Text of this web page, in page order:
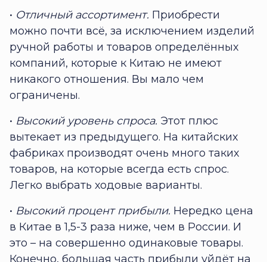
• Отличный ассортимент. Приобрести
можно почти всё, за исключением изделий
ручной работы и товаров определённых
компаний, которые к Китаю не имеют
никакого отношения. Вы мало чем
ограничены.
• Высокий уровень спроса. Этот плюс
вытекает из предыдущего. На китайских
фабриках производят очень много таких
товаров, на которые всегда есть спрос.
Легко выбрать ходовые варианты.
• Высокий процент прибыли. Нередко цена
в Китае в 1,5-3 раза ниже, чем в России. И
это – на совершенно одинаковые товары.
Конечно, большая часть прибыли уйдёт на